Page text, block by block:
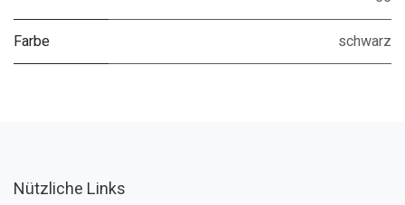
Farbe schwarz
Nützliche Links